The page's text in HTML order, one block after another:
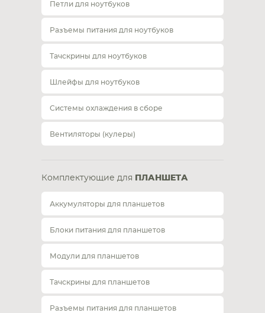
Петли для ноутбуков
Разъемы питания для ноутбуков
Тачскрины для ноутбуков
Шлейфы для ноутбуков
Системы охлаждения в сборе
Вентиляторы (кулеры)
Комплектующие для ПЛАНШЕТА
Аккумуляторы для планшетов
Блоки питания для планшетов
Модули для планшетов
Тачскрины для планшетов
Разъемы питания для планшетов